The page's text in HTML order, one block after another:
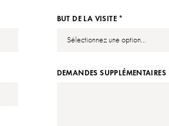
BUT DE LA VISITE *
DEMANDES SUPPLÉMENTAIRES